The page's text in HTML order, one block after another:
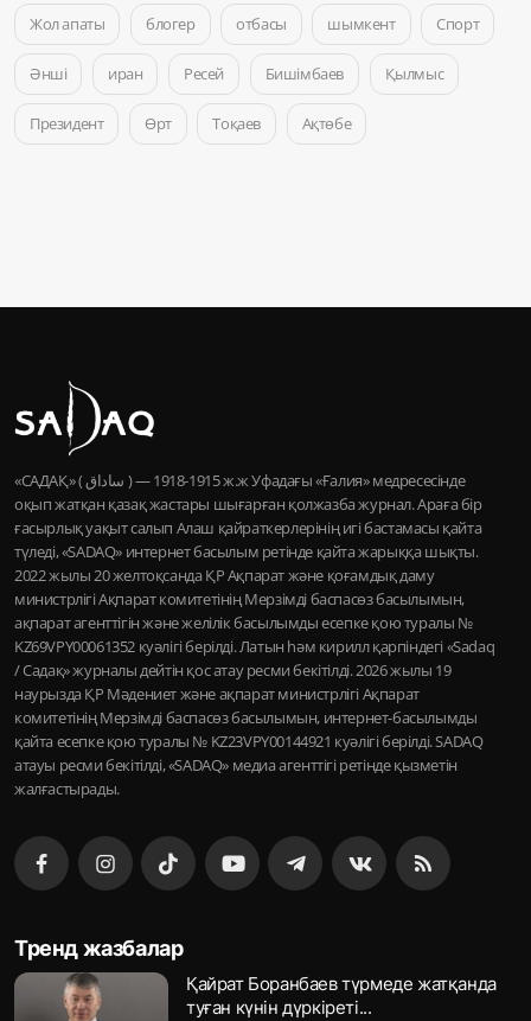
Жол апаты блогер отбасы шымкент Спорт
Әнші иран Ресей Бишімбаев Қылмыс
Президент Өрт Тоқаев Ақтөбе
«САДАҚ» ( ساداق ) — 1915-1918 ж.ж Уфадағы «Ғалия» медресесінде
оқып жатқан қазақ жастары шығарған қолжазба журнал. Араға бір
ғасырлық уақыт салып Алаш қайраткерлерінің игі бастамасы қайта
түледі, «SADAQ» интернет басылым ретінде қайта жарыққа шықты.
2022 жылы 20 желтоқсанда ҚР Ақпарат және қоғамдық даму
министрлігі Ақпарат комитетінің Мерзімді баспасөз басылымын,
ақпарат агенттігін және желілік басылымды есепке қою туралы №
KZ69VPY00061352 куәлігі берілді. Латын һәм кирилл қарпіндегі «Sadaq
/ Садақ» журналы дейтін қос атау ресми бекітілді. 2026 жылы 19
наурызда ҚР Мәдениет және ақпарат министрлігі Ақпарат
комитетінің Мерзімді баспасөз басылымын, интернет-басылымды
қайта есепке қою туралы № KZ23VPY00144921 куәлігі берілді. SADAQ
атауы ресми бекітілді, «SADAQ» медиа агенттігі ретінде қызметін
жалғастырады.
Тренд жазбалар
Қайрат Боранбаев түрмеде жатқанда
туған күнін дүркіреті...